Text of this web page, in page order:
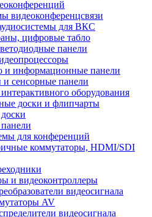
видеоконференцсвязи
для ВКС
цифровые табло
панели
и информационные панели
сенсорные панели
оборудования
доски и флипчарты
для конференций
коммутаторы, HDMI/SDI
и видеоконтроллеры
видеосигнала
AV
видеосигнала